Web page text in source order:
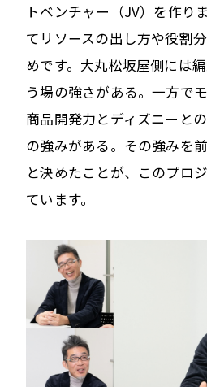
トベンチャー（JV）を作り
てリソースの出し方や役割
めです。大丸松坂屋側には
う場の強さがある。一方で
商品開発力とディズニーと
の強みがある。その強みを
と決めたことが、このプロ
ています。